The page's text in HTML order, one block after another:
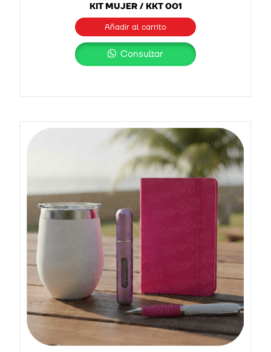
KIT MUJER / KKT 001
Añadir al carrito
Consultar